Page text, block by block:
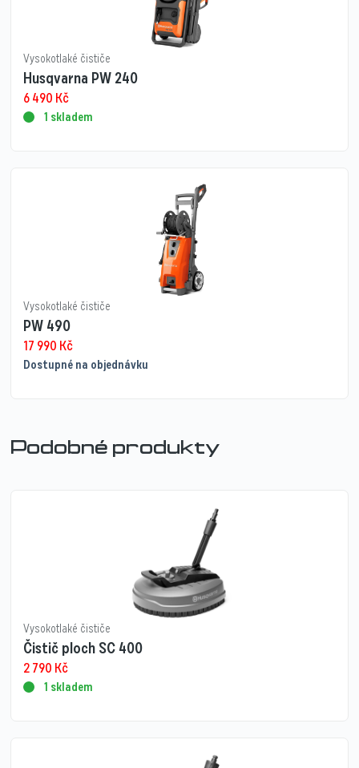
Vysokotlaké čističe
Husqvarna PW 240
6 490 Kč
1 skladem
Vysokotlaké čističe
PW 490
17 990 Kč
Dostupné na objednávku
Podobné produkty
Vysokotlaké čističe
Čistič ploch SC 400
2 790 Kč
1 skladem